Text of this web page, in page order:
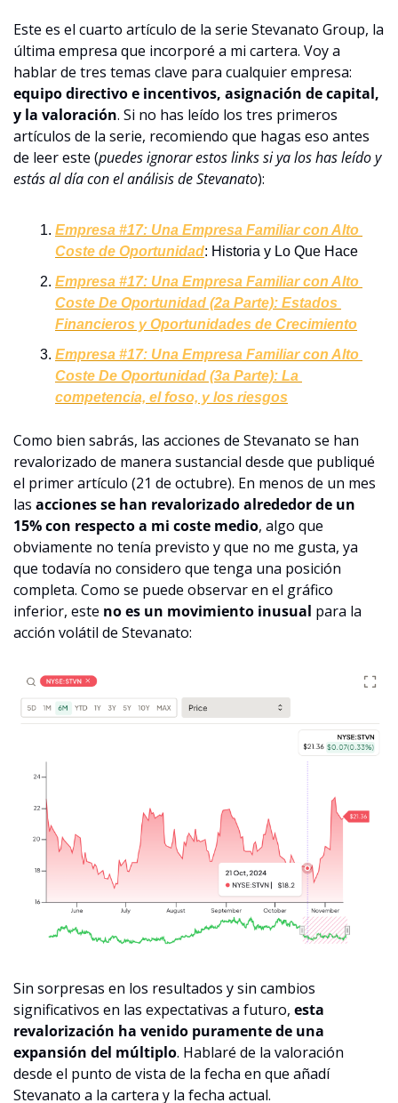
Este es el cuarto artículo de la serie Stevanato Group, la
última empresa que incorporé a mi cartera. Voy a
hablar de tres temas clave para cualquier empresa:
equipo directivo e incentivos, asignación de capital,
y la valoración. Si no has leído los tres primeros
artículos de la serie, recomiendo que hagas eso antes
de leer este (puedes ignorar estos links si ya los has leído y
estás al día con el análisis de Stevanato):
Empresa #17: Una Empresa Familiar con Alto
Coste de Oportunidad: Historia y Lo Que Hace
Empresa #17: Una Empresa Familiar con Alto
Coste De Oportunidad (2a Parte): Estados
Financieros y Oportunidades de Crecimiento
Empresa #17: Una Empresa Familiar con Alto
Coste De Oportunidad (3a Parte): La
competencia, el foso, y los riesgos
Como bien sabrás, las acciones de Stevanato se han
revalorizado de manera sustancial desde que publiqué
el primer artículo (21 de octubre). En menos de un mes
las acciones se han revalorizado alrededor de un
15% con respecto a mi coste medio, algo que
obviamente no tenía previsto y que no me gusta, ya
que todavía no considero que tenga una posición
completa. Como se puede observar en el gráfico
inferior, este no es un movimiento inusual para la
acción volátil de Stevanato:
Sin sorpresas en los resultados y sin cambios
significativos en las expectativas a futuro, esta
revalorización ha venido puramente de una
expansión del múltiplo. Hablaré de la valoración
desde el punto de vista de la fecha en que añadí
Stevanato a la cartera y la fecha actual.